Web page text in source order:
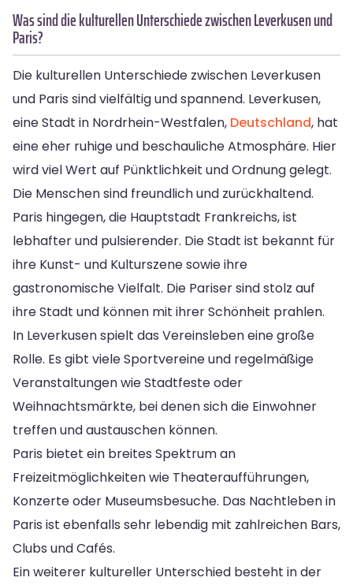
Was sind die kulturellen Unterschiede zwischen Leverkusen und
Paris?
Die kulturellen Unterschiede zwischen Leverkusen
und Paris sind vielfältig und spannend. Leverkusen,
eine Stadt in Nordrhein-Westfalen, Deutschland, hat
eine eher ruhige und beschauliche Atmosphäre. Hier
wird viel Wert auf Pünktlichkeit und Ordnung gelegt.
Die Menschen sind freundlich und zurückhaltend.
Paris hingegen, die Hauptstadt Frankreichs, ist
lebhafter und pulsierender. Die Stadt ist bekannt für
ihre Kunst- und Kulturszene sowie ihre
gastronomische Vielfalt. Die Pariser sind stolz auf
ihre Stadt und können mit ihrer Schönheit prahlen.
In Leverkusen spielt das Vereinsleben eine große
Rolle. Es gibt viele Sportvereine und regelmäßige
Veranstaltungen wie Stadtfeste oder
Weihnachtsmärkte, bei denen sich die Einwohner
treffen und austauschen können.
Paris bietet ein breites Spektrum an
Freizeitmöglichkeiten wie Theateraufführungen,
Konzerte oder Museumsbesuche. Das Nachtleben in
Paris ist ebenfalls sehr lebendig mit zahlreichen Bars,
Clubs und Cafés.
Ein weiterer kultureller Unterschied besteht in der